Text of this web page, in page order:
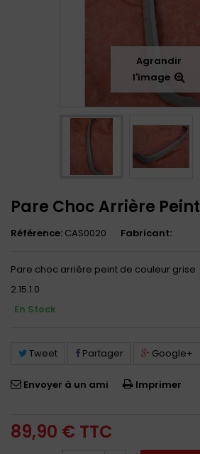
Agrandir
l'image
Pare Choc Arrière Peint
Référence: CAS0020 Fabricant:
Pare choc arrière peint de couleur grise
2.15.1.0
En Stock
Tweet Partager Google+
Envoyer à un ami Imprimer
89,90 € TTC